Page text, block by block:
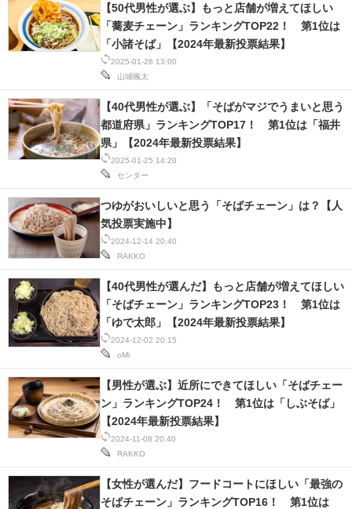
2025-01-26 13:00
山城颯太
【50代男性が選ぶ】もっと店舗が増えてほしい
「蕎麦チェーン」ランキングTOP22！ 第1位は
「小諸そば」【2024年最新投票結果】
2025-01-25 14:20
センター
【40代男性が選ぶ】「そばがマジでうまいと思う
都道府県」ランキングTOP17！ 第1位は「福井
県」【2024年最新投票結果】
2024-12-14 20:40
RAKKO
つゆがおいしいと思う「そばチェーン」は？【人
気投票実施中】
2024-12-02 20:15
oMi
【40代男性が選んだ】もっと店舗が増えてほしい
「そばチェーン」ランキングTOP23！ 第1位は
「ゆで太郎」【2024年最新投票結果】
2024-11-08 20:40
RAKKO
【男性が選ぶ】近所にできてほしい「そばチェー
ン」ランキングTOP24！ 第1位は「しぶそば」
【2024年最新投票結果】
【女性が選んだ】フードコートにほしい「最強の
そばチェーン」ランキングTOP16！ 第1位は